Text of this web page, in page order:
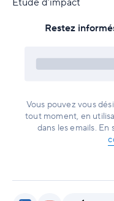
Étude d’impact
Restez
Vous pouvez vous
tout moment, en
dans les emails. En